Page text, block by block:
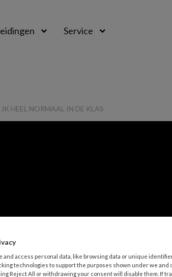
Service
HEEL NORMAAL IN DE KLAS
and access personal data, like browsing data or unique
technologies to support the purposes shown under we and
Reject All or withdrawing your consent will disable them. If